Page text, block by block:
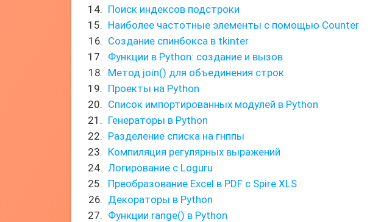
Поиск индексов подстроки
Наиболее частотные элементы с помощью Counter
Создание спинбокса в tkinter
Функции в Python: создание и вызов
Метод join() для объединения строк
Проекты на Python
Список импортированных модулей в Python
Генераторы в Python
Разделение списка на гнппы
Компиляция регулярных выражений
Логирование с Loguru
Преобразование Excel в PDF с Spire.XLS
Декораторы в Python
Функции range() в Python